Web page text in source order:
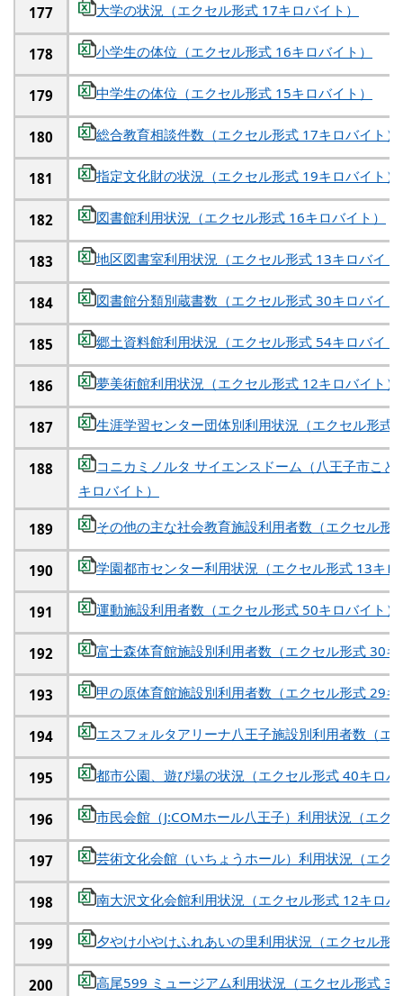
177 大学の状況（エクセル形式 17キロバイト）
178 小学生の体位（エクセル形式 16キロバイト）
179 中学生の体位（エクセル形式 15キロバイト）
180 総合教育相談件数（エクセル形式 17キロバイト）
181 指定文化財の状況（エクセル形式 19キロバイト）
182 図書館利用状況（エクセル形式 16キロバイト）
183 地区図書室利用状況（エクセル形式 13キロバイト
184 図書館分類別蔵書数（エクセル形式 30キロバイト
185 郷土資料館利用状況（エクセル形式 54キロバイト
186 夢美術館利用状況（エクセル形式 12キロバイト）
187 生涯学習センター団体別利用状況（エクセル形式
188
コニカミノルタ サイエンスドーム（八王子市こ
キロバイト）
189 その他の主な社会教育施設利用者数（エクセル形
190 学園都市センター利用状況（エクセル形式 13キ
191 運動施設利用者数（エクセル形式 50キロバイト）
192 富士森体育館施設別利用者数（エクセル形式 30
193 甲の原体育館施設別利用者数（エクセル形式 29
194 エスフォルタアリーナ八王子施設別利用者数（エ
195 都市公園、遊び場の状況（エクセル形式 40キロバ
196 市民会館（J:COMホール八王子）利用状況（エク
197 芸術文化会館（いちょうホール）利用状況（エク
198 南大沢文化会館利用状況（エクセル形式 12キロバ
199 夕やけ小やけふれあいの里利用状況（エクセル形
200 高尾599 ミュージアム利用状況（エクセル形式